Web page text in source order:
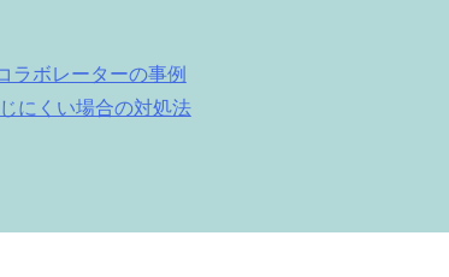
ラボレーターの事例
にくい場合の対処法